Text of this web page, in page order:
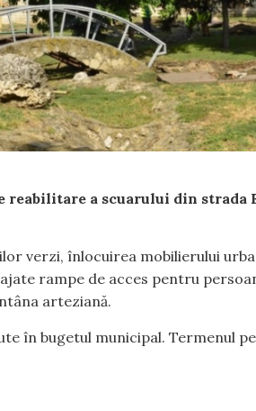
a scuarului din strada
verzi, înlocuirea mobilierului
rampe de acces pentru
arteziană.
în bugetul municipal. Termenul